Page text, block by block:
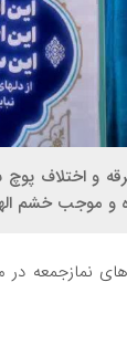
و اختلاف پوچ
و موجب خشم
نمازجمعه